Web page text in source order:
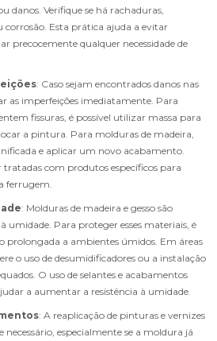
danos. Verifique se há rachaduras,
corrosão. Esta prática ajuda a evitar
precocemente qualquer necessidade de
: Caso sejam encontrados danos nas
as imperfeições imediatamente. Para
fissuras, é possível utilizar massa para
a pintura. Para molduras de madeira,
e aplicar um novo acabamento.
tratadas com produtos específicos para
ferrugem.
: Molduras de madeira e gesso são
umidade. Para proteger esses materiais, é
prolongada a ambientes úmidos. Em áreas
o uso de desumidificadores ou a instalação
O uso de selantes e acabamentos
a aumentar a resistência à umidade.
: A reaplicação de pinturas e vernizes
necessário, especialmente se a moldura já